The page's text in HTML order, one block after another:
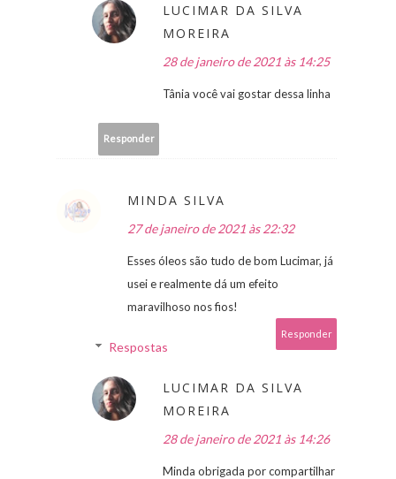
LUCIMAR DA SILVA
MOREIRA
28 de janeiro de 2021 às 14:25
Tânia você vai gostar dessa linha
Responder
MINDA SILVA
27 de janeiro de 2021 às 22:32
Esses óleos são tudo de bom Lucimar, já
usei e realmente dá um efeito
maravilhoso nos fios!
Responder
Respostas
LUCIMAR DA SILVA
MOREIRA
28 de janeiro de 2021 às 14:26
Minda obrigada por compartilhar